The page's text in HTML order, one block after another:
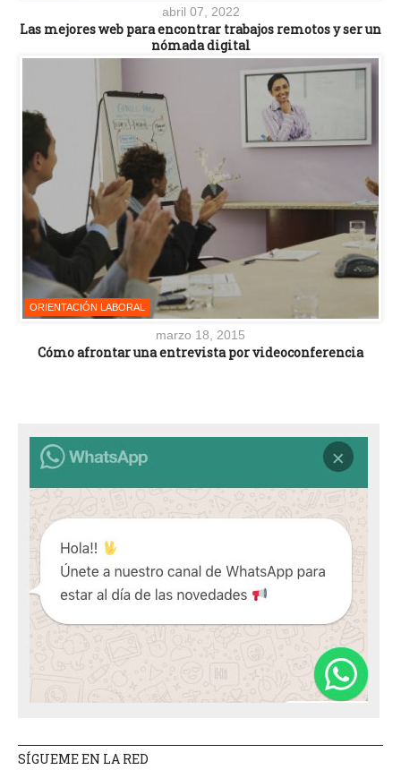
abril 07, 2022
Las mejores web para encontrar trabajos remotos y ser un
nómada digital
ORIENTACIÓN LABORAL
marzo 18, 2015
Cómo afrontar una entrevista por videoconferencia
SÍGUEME EN LA RED